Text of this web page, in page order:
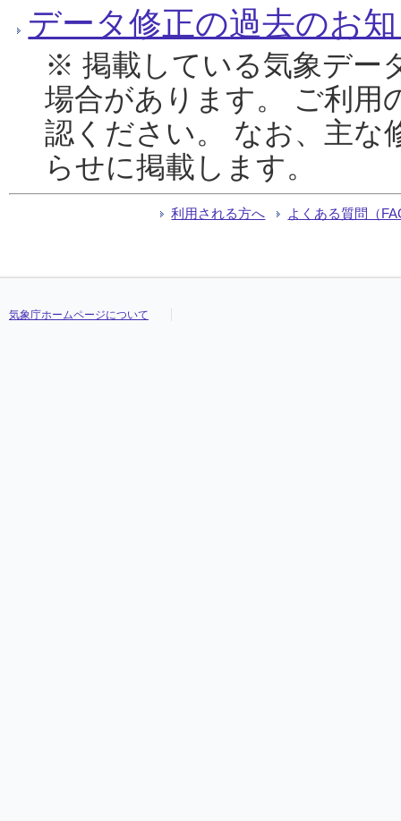
データ修正の過去のお
※ 掲載している気象デー
場合があります。 ご利用
認ください。 なお、主な
らせに掲載します。
利用される方へ よくある質問（
気象庁ホームページについて